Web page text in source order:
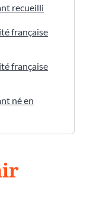
recueilli
française
française
né en